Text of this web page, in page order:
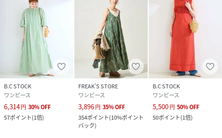
ブラックA、レッド着用スタッフ：161? 着用サイズ：フリ
グリーン着用スタッフ：157? 着用サイズ：フリー
詳細着用モデル：162cm 着用サイズ：フリー
性別タイプ レディース
原産国 インド
表地:綿100% 裏地:綿100%
B.C STOCK
ワンピース
6,314円 30%OFF
57ポイント(1倍)
FREAK’S STORE
ワンピース
3,896円 35%OFF
354ポイント(10%ポイント
バック)
B.C STOCK
ワンピース
5,500円 50%OFF
50ポイント(1倍)